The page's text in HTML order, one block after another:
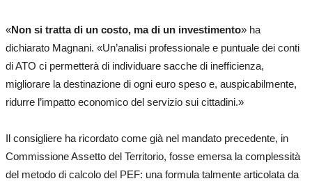
«Non si tratta di un costo, ma di un investimento» ha
dichiarato Magnani. «Un’analisi professionale e puntuale dei conti
di ATO ci permetterà di individuare sacche di inefficienza,
migliorare la destinazione di ogni euro speso e, auspicabilmente,
ridurre l’impatto economico del servizio sui cittadini.»
Il consigliere ha ricordato come già nel mandato precedente, in
Commissione Assetto del Territorio, fosse emersa la complessità
del metodo di calcolo del PEF: una formula talmente articolata da